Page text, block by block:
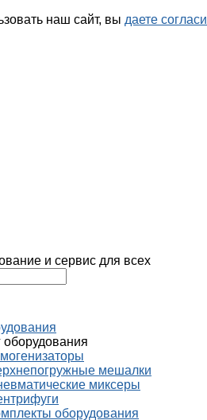
наш сайт, вы даете
и сервис для всех
оборудования
мешалки
миксеры
оборудования